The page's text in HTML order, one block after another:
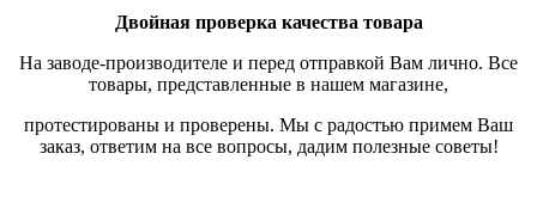
Двойная проверка качества товара
На заводе-производителе и перед отправкой Вам лично. Все
товары, представленные в нашем магазине,
протестированы и проверены. Мы с радостью примем Ваш
заказ, ответим на все вопросы, дадим полезные советы!